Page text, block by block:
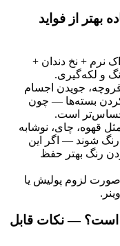
بهتر از فواید
نرم + نخ دندان +
و لکه‌گیری.
جویدن اجسام
کردن بسته‌ها — چون
حساس‌تر است.
قهوه، چای، نوشابه
رنگ شوند — اگر این
رنگ بهتر حفظ
لزوم پولیش یا
است؟ — نکات قابل